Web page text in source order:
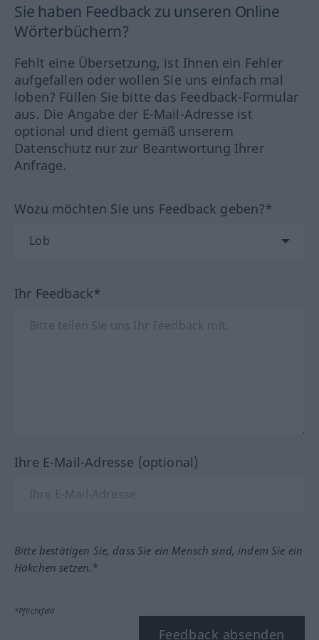
Sie haben Feedback zu unseren Online
Wörterbüchern?
Fehlt eine Übersetzung, ist Ihnen ein Fehler
aufgefallen oder wollen Sie uns einfach mal
loben? Füllen Sie bitte das Feedback-Formular
aus. Die Angabe der E-Mail-Adresse ist
optional und dient gemäß unserem
Datenschutz nur zur Beantwortung Ihrer
Anfrage.
Wozu möchten Sie uns Feedback geben?*
Ihr Feedback*
Ihre E-Mail-Adresse (optional)
Bitte bestätigen Sie, dass Sie ein Mensch sind, indem Sie ein
Häkchen setzen.*
*Pflichtfeld
Feedback absenden